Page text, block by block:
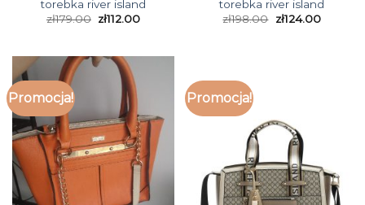
torebka river island
zł179.00 zł112.00
torebka river island
zł198.00 zł124.00
Promocja! Promocja!